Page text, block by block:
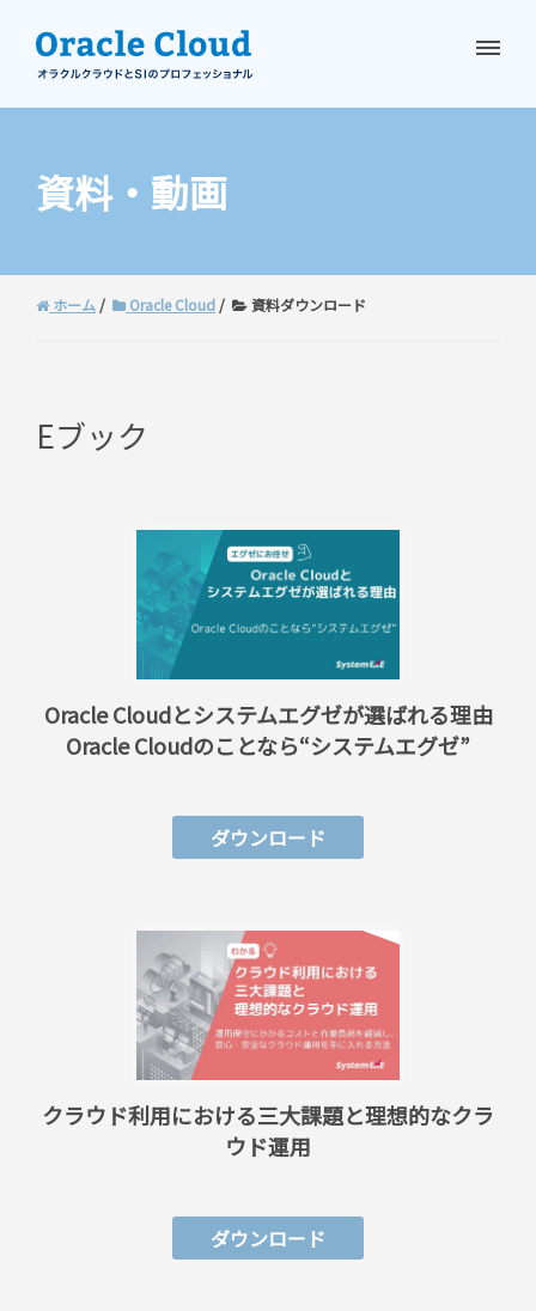
資料・動画
ホーム Oracle Cloud 資料ダウンロード
Eブック
Oracle Cloudとシステムエグゼが選ばれる理由
Oracle Cloudのことなら“システムエグゼ”
ダウンロード
クラウド利用における三大課題と理想的なクラ
ウド運用
ダウンロード